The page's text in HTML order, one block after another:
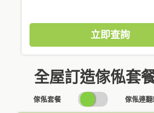
立即查詢
全屋訂造傢俬套
傢俬套餐
SWITCH
PRICING
傢俬連